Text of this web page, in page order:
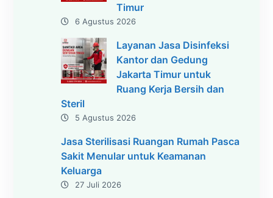
Timur
6 Agustus 2026
Layanan Jasa Disinfeksi
Kantor dan Gedung
Jakarta Timur untuk
Ruang Kerja Bersih dan
Steril
5 Agustus 2026
Jasa Sterilisasi Ruangan Rumah Pasca
Sakit Menular untuk Keamanan
Keluarga
27 Juli 2026